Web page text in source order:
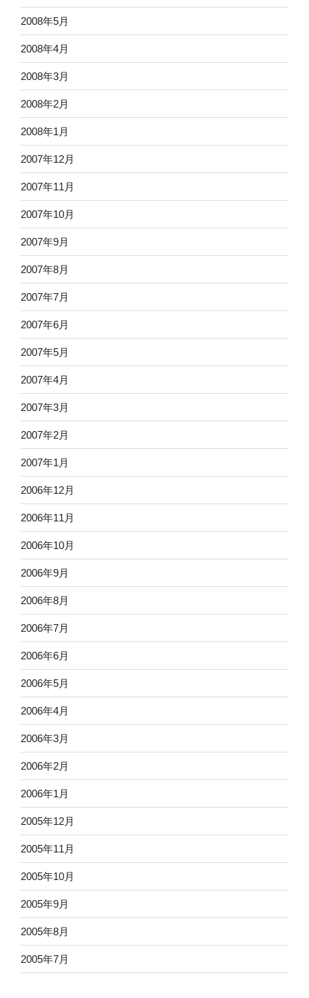
2008年5月
2008年4月
2008年3月
2008年2月
2008年1月
2007年12月
2007年11月
2007年10月
2007年9月
2007年8月
2007年7月
2007年6月
2007年5月
2007年4月
2007年3月
2007年2月
2007年1月
2006年12月
2006年11月
2006年10月
2006年9月
2006年8月
2006年7月
2006年6月
2006年5月
2006年4月
2006年3月
2006年2月
2006年1月
2005年12月
2005年11月
2005年10月
2005年9月
2005年8月
2005年7月